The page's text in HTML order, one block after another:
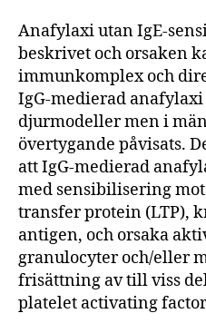
Anafylaxi utan IgE-
beskrivet och orsaken
immunkomplex och
IgG-medierad
djurmodeller men i
övertygande påvisats.
att IgG-medierad
med sensibilisering
transfer protein (LTP),
antigen, och orsaka
granulocyter och/eller
frisättning av till viss
platelet activating factor